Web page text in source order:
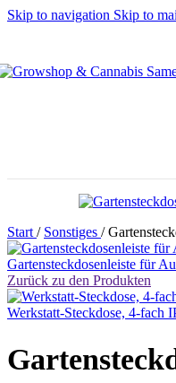
Skip to navigation Skip to
Start / Sonstiges /
Gartensteckdosenleiste für
Zurück zu den Produkten
Werkstatt-Steckdose, 4-fach